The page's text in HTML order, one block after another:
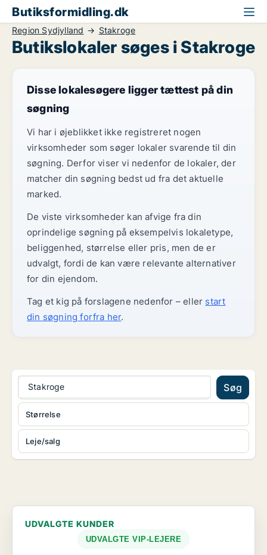
Butiksformidling.dk
Region Sydjylland Stakroge
Butikslokaler søges i Stakroge
Disse lokalesøgere ligger tættest på din
søgning
Vi har i øjeblikket ikke registreret nogen
virksomheder som søger lokaler svarende til din
søgning. Derfor viser vi nedenfor de lokaler, der
matcher din søgning bedst ud fra det aktuelle
marked.
De viste virksomheder kan afvige fra din
oprindelige søgning på eksempelvis lokaletype,
beliggenhed, størrelse eller pris, men de er
udvalgt, fordi de kan være relevante alternativer
for din ejendom.
Tag et kig på forslagene nedenfor – eller start
din søgning forfra her.
Stakroge Søg
Leje/salg
Størrelse
UDVALGTE KUNDER
UDVALGTE VIP-LEJERE